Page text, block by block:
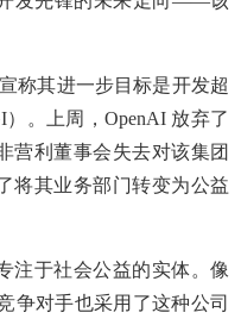
称其进一步目标是开发超
。上周，OpenAI 放弃了
营利董事会失去对该集团
将其业务部门转变为公益
注于社会公益的实体。像
争对手也采用了这种公司